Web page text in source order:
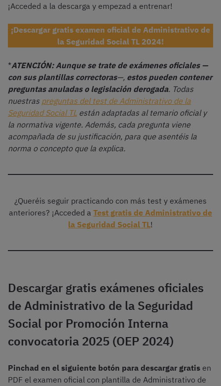
¡Acceded a la descarga y empezad a entrenar!
¡Descargar gratis examen oficial de Administrativo de
la Seguridad Social TL 2024!
*ATENCIÓN: Aunque se trate de exámenes oficiales —
con sus plantillas correctoras—, estos pueden contener
preguntas anuladas o legislación derogada. Todas
nuestras preguntas del test de Administrativo de la
Seguridad Social TL están adaptadas al temario oficial y
la normativa vigente. Además, cada pregunta viene
acompañada de su justificación, para que asentéis la
norma o concepto que la explica.
¿Queréis seguir practicando con más test y exámenes
anteriores? ¡Acceded a Test gratis de Administrativo de
la Seguridad Social TL!
Descargar gratis exámenes oficiales
de Administrativo de la Seguridad
Social por Promoción Interna
convocatoria 2025 (OEP 2024)
Pinchad en el siguiente botón para descargar gratis en
PDF el examen oficial con plantilla de Administrativo de